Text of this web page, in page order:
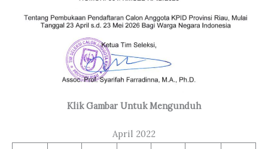
Klik Gambar Untuk Mengunduh
April 2022